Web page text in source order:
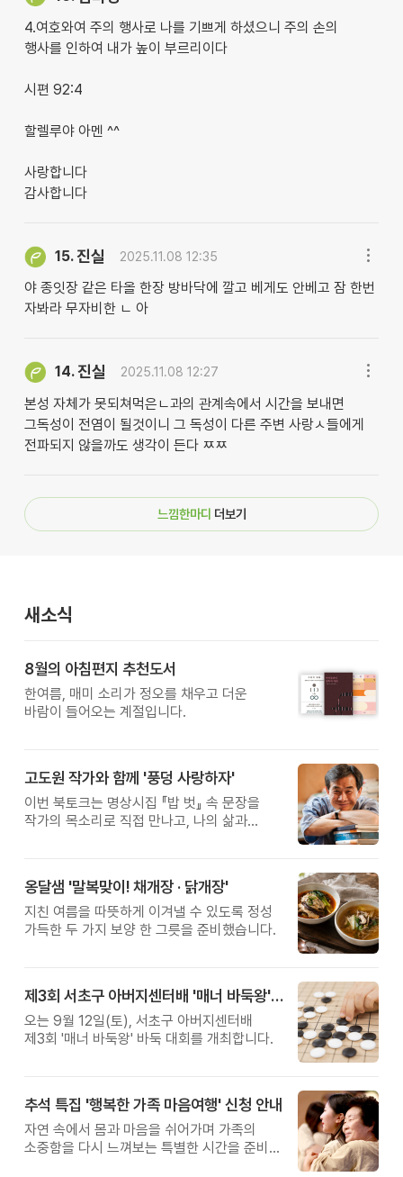
4.여호와여 주의 행사로 나를 기쁘게 하셨으니 주의 손의
행사를 인하여 내가 높이 부르리이다
시편 92:4
할렐루야 아멘 ^^
사랑합니다
감사합니다
15.진실 2025.11.08 12:35
야 종잇장 같은 타올 한장 방바닥에 깔고 베게도 안베고 잠 한번
자봐라 무자비한 ㄴ 아
14.진실 2025.11.08 12:27
본성 자체가 못되쳐먹은ㄴ과의 관계속에서 시간을 보내면
그독성이 전염이 될것이니 그 독성이 다른 주변 사랑ㅅ들에게
전파되지 않을까도 생각이 든다 ㅉㅉ
느낌한마디 더보기
새소식
8월의 아침편지 추천도서
한여름, 매미 소리가 정오를 채우고 더운
바람이 들어오는 계절입니다.
고도원 작가와 함께 '풍덩 사랑하자'
이번 북토크는 명상시집 『밥 벗』 속 문장을
작가의 목소리로 직접 만나고, 나의 삶과
옹달샘 '말복맞이! 채개장 · 닭개장'
지친 여름을 따뜻하게 이겨낼 수 있도록 정성
가득한 두 가지 보양 한 그릇을 준비했습니다.
제3회 서초구 아버지센터배 '매너 바둑왕' 대회
오는 9월 12일(토), 서초구 아버지센터배
제3회 '매너 바둑왕' 바둑 대회를 개최합니다.
추석 특집 '행복한 가족 마음여행' 신청 안내
자연 속에서 몸과 마음을 쉬어가며 가족의
소중함을 다시 느껴보는 특별한 시간을 준비해